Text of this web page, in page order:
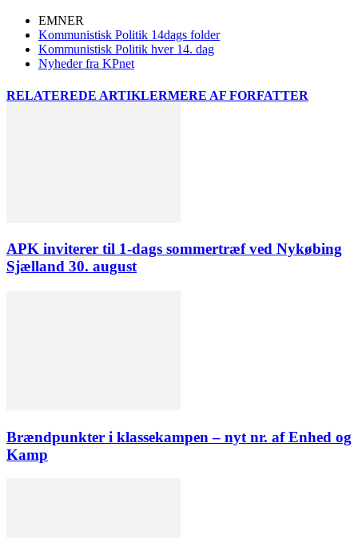
EMNER
Kommunistisk Politik 14dags folder
Kommunistisk Politik hver 14. dag
Nyheder fra KPnet
RELATEREDE ARTIKLERMERE AF FORFATTER
APK inviterer til 1-dags sommertræf ved Nykøbing
Sjælland 30. august
Brændpunkter i klassekampen – nyt nr. af Enhed og
Kamp